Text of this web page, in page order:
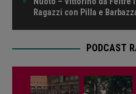
Ragazzi con Pilla e
PODCAST